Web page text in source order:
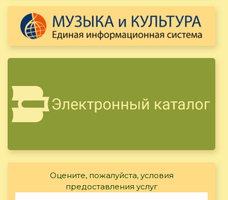
Оцените, пожалуйста, условия
предоставления услуг